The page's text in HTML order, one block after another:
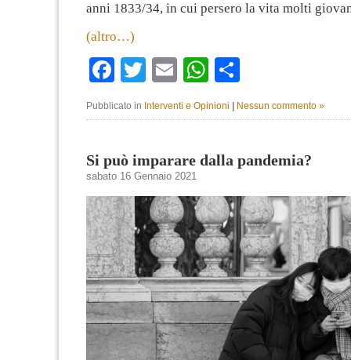
anni 1833/34, in cui persero la vita molti
(altro…)
Facebook
TwitterEmailWhatsApp
Pubblicato in Interventi e Opinioni Nessun commento »
Si può imparare dalla pandemia?
sabato 16 Gennaio 2021